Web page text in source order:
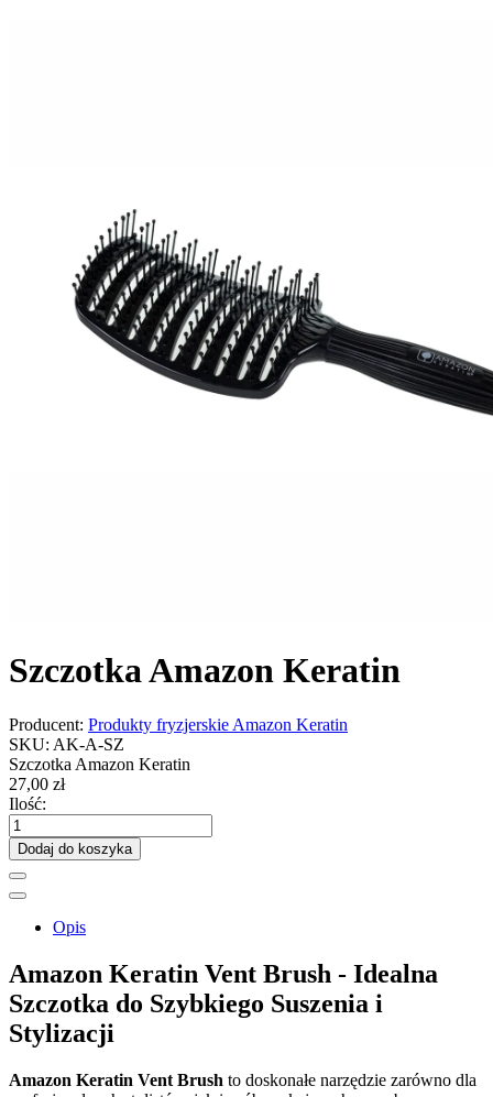
Szczotka Amazon Keratin
Producent: Produkty fryzjerskie Amazon Keratin
SKU: AK-A-SZ
Szczotka Amazon Keratin
27,00 zł
Ilość:
Dodaj do koszyka
Opis
Amazon Keratin Vent Brush - Idealna
Szczotka do Szybkiego Suszenia i
Stylizacji
Amazon Keratin Vent Brush to doskonałe narzędzie zarówno dla